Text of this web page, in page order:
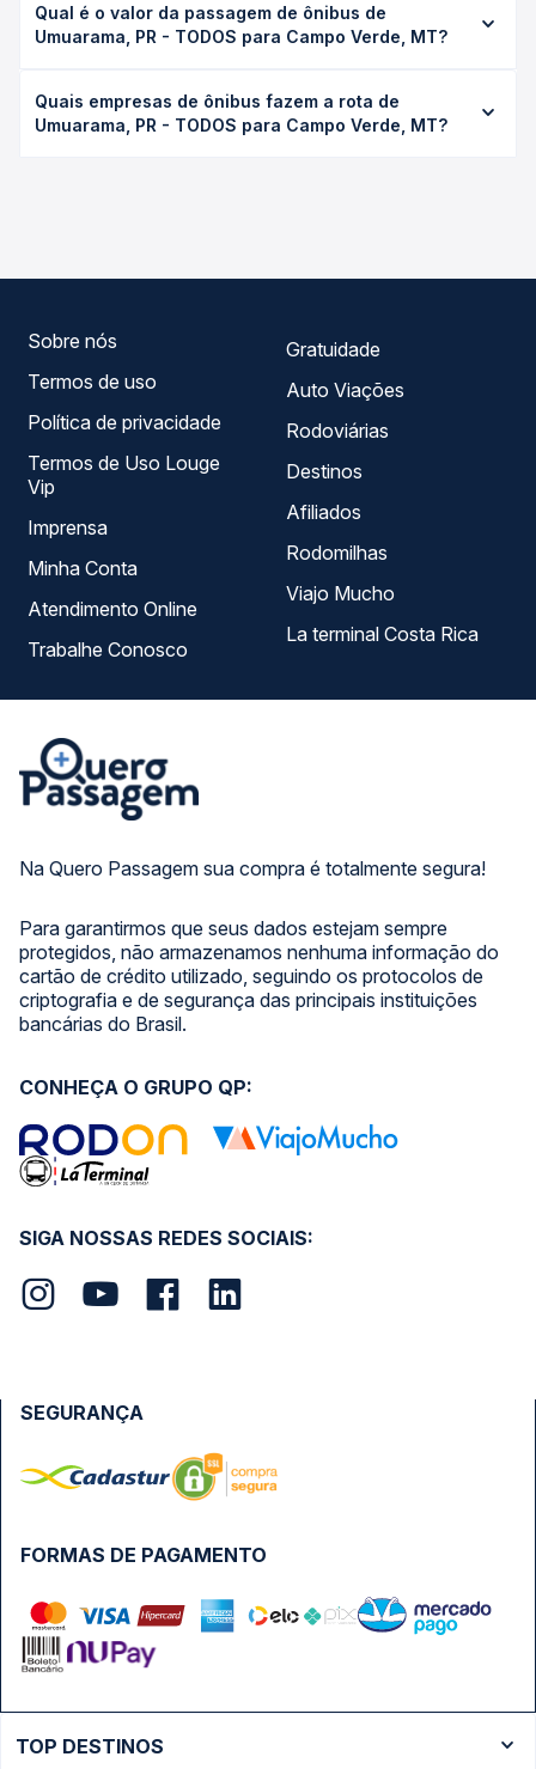
Campo Verde, MT leva em média 20h 45min, podendo
variar conforme a viação, o tipo de serviço (convencional,
duração exata de cada opção na data desejada.
Qual é o valor da passagem de ônibus de
Umuarama, PR - TODOS para Campo Verde, MT?
TODOS para Campo Verde, MT custa em média R$ 433,38
e varia conforme a data da viagem, a empresa, o tipo de
Quais empresas de ônibus fazem a rota de
Umuarama, PR - TODOS para Campo Verde, MT?
Na Quero Passagem sua compra é totalmente segura!
Para garantirmos que seus dados estejam sempre
protegidos, não armazenamos nenhuma informação do
cartão de crédito utilizado, seguindo os protocolos de
criptografia e de segurança das principais instituições
bancárias do Brasil.
Sobre nós
Termos de uso
Política de privacidade
Termos de Uso Louge
Vip
Imprensa
Minha Conta
Atendimento Online
Trabalhe Conosco
Gratuidade
Auto Viações
Rodoviárias
Destinos
Afiliados
Rodomilhas
Viajo Mucho
La terminal Costa Rica
SIGA NOSSAS REDES SOCIAIS:
CONHEÇA O GRUPO QP:
FORMAS DE PAGAMENTO
SEGURANÇA
TOP DESTINOS